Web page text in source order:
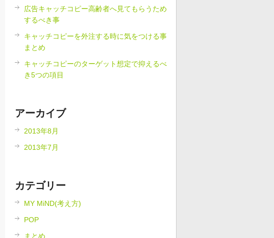
広告キャッチコピー高齢者へ見てもらうため
するべき事
キャッチコピーを外注する時に気をつける事
まとめ
キャッチコピーのターゲット想定で抑えるべ
き5つの項目
アーカイブ
2013年8月
2013年7月
カテゴリー
MY MiND(考え方)
POP
まとめ